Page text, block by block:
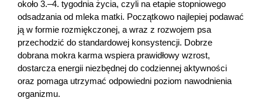
około 3.–4. tygodnia życia, czyli na etapie stopniowego
odsadzania od mleka matki. Początkowo najlepiej podawać
ją w formie rozmiękczonej, a wraz z rozwojem psa
przechodzić do standardowej konsystencji. Dobrze
dobrana mokra karma wspiera prawidłowy wzrost,
dostarcza energii niezbędnej do codziennej aktywności
oraz pomaga utrzymać odpowiedni poziom nawodnienia
organizmu.